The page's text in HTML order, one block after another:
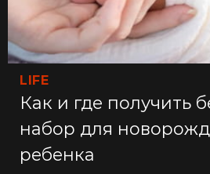
LIFE
Как и где получить
набор для
ребенка